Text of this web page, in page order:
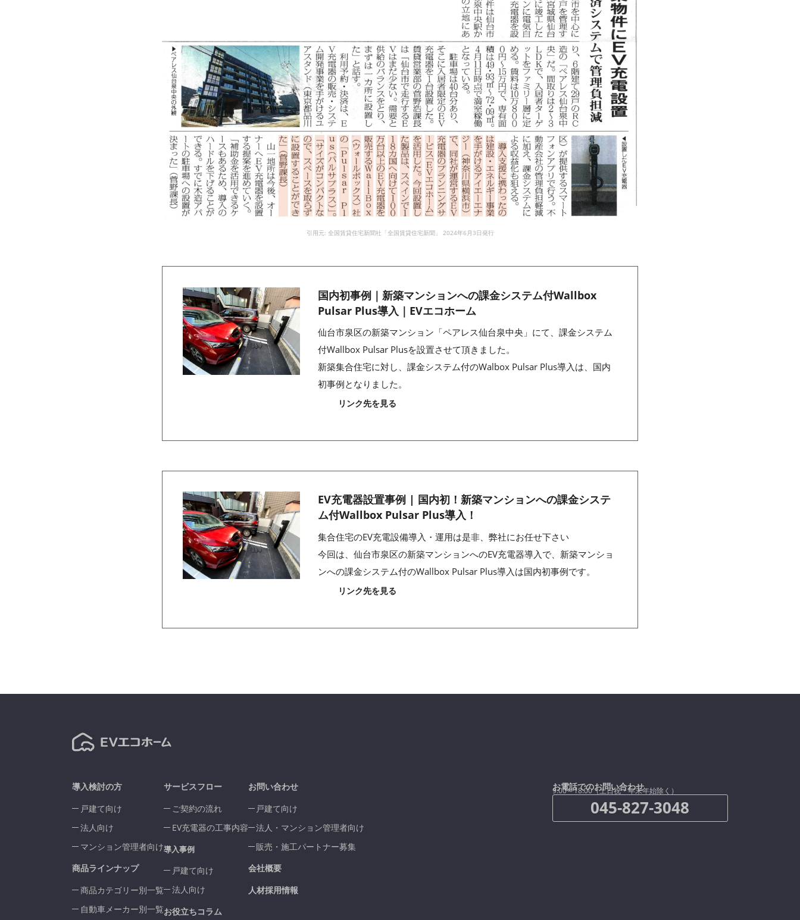
引用元: 全国賃貸住宅新聞社「全国賃貸住宅新聞」 2024年6月3日発行
国内初事例｜新築マンションへの課金システム付Wallbox
Pulsar Plus導入｜EVエコホーム
仙台市泉区の新築マンション「ペアレス仙台泉中央」にて、課金システム
付Wallbox Pulsar Plusを設置させて頂きました。
新築集合住宅に対し、課金システム付のWalbox Pulsar Plus導入は、国内
初事例となりました。
リンク先を見る
EV充電器設置事例 | 国内初！新築マンションへの課金システ
ム付Wallbox Pulsar Plus導入！
集合住宅のEV充電設備導入・運用は是非、弊社にお任せ下さい
今回は、仙台市泉区の新築マンションへのEV充電器導入で、新築マンショ
ンへの課金システム付のWallbox Pulsar Plus導入は国内初事例です。
リンク先を見る
導入検討の方
戸建て向け
法人向け
マンション管理者向け
商品ラインナップ
商品カテゴリー別一覧
自動車メーカー別一覧
サービスフロー
ご契約の流れ
EV充電器の工事内容
導入事例
戸建て向け
法人向け
お役立ちコラム
お問い合わせ
戸建て向け
法人・マンション管理者向け
販売・施工パートナー募集
会社概要
人材採用情報
お電話でのお問い合わせ
9:00～18:00（土日祝・年末年始除く）
045-827-3048